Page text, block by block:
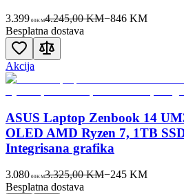
3.399 00KM4.245,00 KM−846KM
Besplatna dostava
Akcija
ASUS Laptop Zenbook 14
OLED AMD Ryzen 7, 1TB
Integrisana grafika
3.080 00KM3.325,00 KM−245KM
Besplatna dostava